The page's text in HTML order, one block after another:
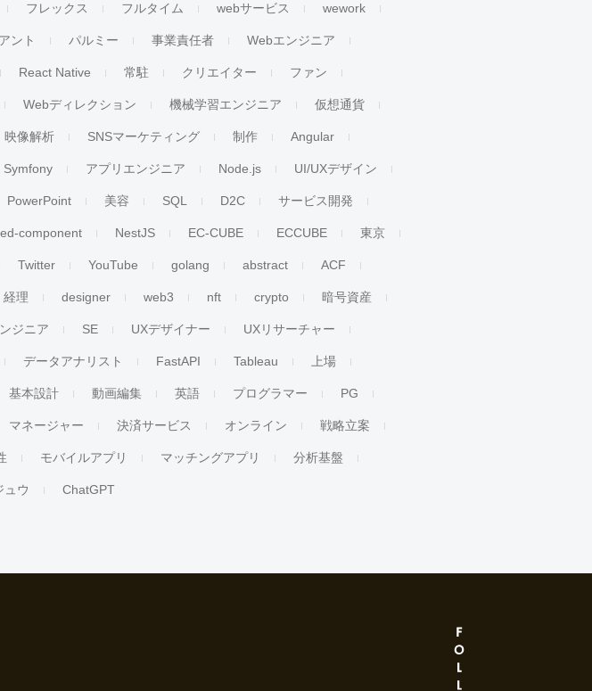
フレックス フルタイム webサービス wework
ント パルミー 事業責任者 Webエンジニア
React Native 常駐 クリエイター ファン
Webディレクション 機械学習エンジニア 仮想通貨
映像解析 SNSマーケティング 制作 Angular
Symfony アプリエンジニア Node.js UI/UXデザイン
PowerPoint 美容 SQL D2C サービス開発
component NestJS EC-CUBE ECCUBE 東京
Twitter YouTube golang abstract ACF
経理 designer web3 nft crypto 暗号資産
ジニア SE UXデザイナー UXリサーチャー
データアナリスト FastAPI Tableau 上場
基本設計 動画編集 英語 プログラマー PG
マネージャー 決済サービス オンライン 戦略立案
モバイルアプリ マッチングアプリ 分析基盤
ュウ ChatGPT